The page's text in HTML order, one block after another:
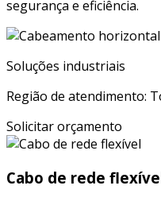
segurança e eficiência.
Soluções industriais
Região de atendimento:
Solicitar orçamento
Cabo de rede